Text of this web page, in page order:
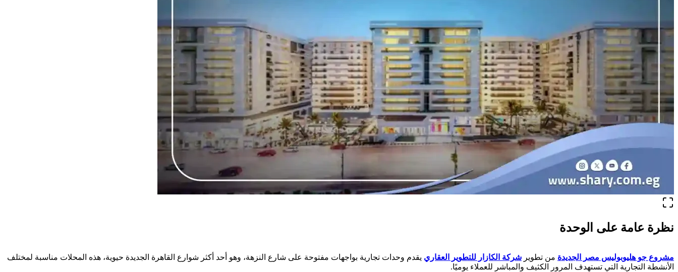
نظرة عامة على الوحدة
مشروع جو هليوبوليس مصر الجديدة من تطوير شركة الكازار للتطوير العقاري يقدم وحدات تجارية بواجهات مفتوحة على شارع النزهة، وهو أحد أكثر شوارع القاهرة الجديدة حيوية، هذه المحلات مناسبة لمختلف
الأنشطة التجارية التي تستهدف المرور الكثيف والمباشر للعملاء يوميًا.